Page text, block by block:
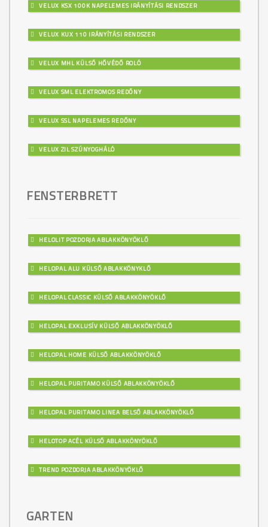
VELUX KSX 100K NAPELEMES IRÁNYÍTÁSI RENDSZER
VELUX KUX 110 IRÁNYÍTÁSI RENDSZER
VELUX MHL KÜLSŐ HŐVÉDŐ ROLÓ
VELUX SML ELEKTROMOS REDŐNY
VELUX SSL NAPELEMES REDŐNY
VELUX ZIL SZÚNYOGHÁLÓ
FENSTERBRETT
HELOLIT POZDORJA ABLAKKÖNYÖKLŐ
HELOPAL ALU KÜLSŐ ABLAKKÖNYKLŐ
HELOPAL CLASSIC KÜLSŐ ABLAKKÖNYÖKLŐ
HELOPAL EXKLUSÍV KÜLSŐ ABLAKKÖNYÖKLŐ
HELOPAL HOME KÜLSŐ ABLAKKÖNYÖKLŐ
HELOPAL PURITAMO KÜLSŐ ABLAKKÖNYÖKLŐ
HELOPAL PURITAMO LINEA BELSŐ ABLAKKÖNYÖKLŐ
HELOTOP ACÉL KÜLSŐ ABLAKKÖNYÖKLŐ
TREND POZDORJA ABLAKKÖNYÖKLŐ
GARTEN